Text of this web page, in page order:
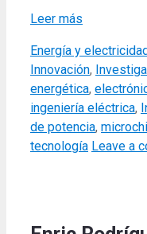
Leer más
Categories
Energía y
Innovación,
energética,
ingeniería eléctrica,
de potencia,
tecnología Leave a